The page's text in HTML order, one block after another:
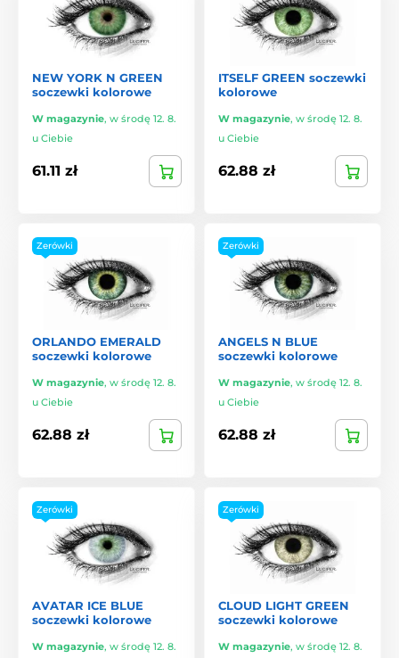
NEW YORK N GREEN
soczewki kolorowe
W magazynie, w środę 12. 8.
u Ciebie
61.11 zł
ITSELF GREEN soczewki
kolorowe
W magazynie, w środę 12. 8.
u Ciebie
62.88 zł
Zerówki
ORLANDO EMERALD
soczewki kolorowe
W magazynie, w środę 12. 8.
u Ciebie
62.88 zł
Zerówki
ANGELS N BLUE
soczewki kolorowe
W magazynie, w środę 12. 8.
u Ciebie
62.88 zł
Zerówki
AVATAR ICE BLUE
soczewki kolorowe
W magazynie, w środę 12. 8.
Zerówki
CLOUD LIGHT GREEN
soczewki kolorowe
W magazynie, w środę 12. 8.